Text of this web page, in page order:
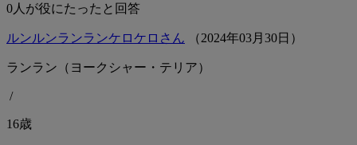
0 人が役にたったと回答
ルンルンランランケロケロさん （2024年03月 30日）
ランラン（ヨークシャー・テリア）
/
16歳